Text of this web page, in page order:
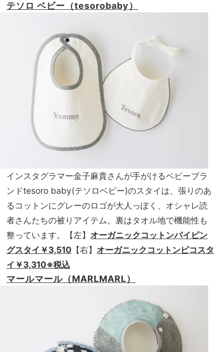
テソロ ベビー（tesorobaby）
インスタグラマー金子麻貴さんが手がけるベビーブラ
ンドtesoro baby(テソロベビー)のスタイは、張りのあ
るコットンにグレーのロゴが大人っぽく、オシャレ読
者さんたちの被りアイテム。裏はタオル地で機能性も
整っています。【左】 オーガニックコットンパイピン
グスタイ￥3,510 【右】 オーガニックコットンピコスタ
イ￥3,310※税込
マールマール（MARLMARL）